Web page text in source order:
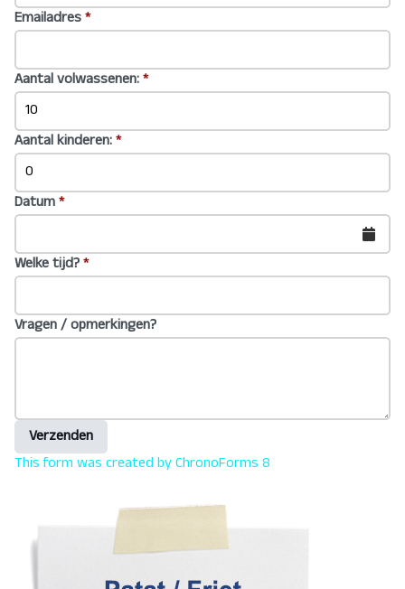
Emailadres*
Aantal volwassenen:*
Aantal kinderen:*
Datum*
Welke tijd?*
Vragen / opmerkingen?
Verzenden
This form was created by ChronoForms 8